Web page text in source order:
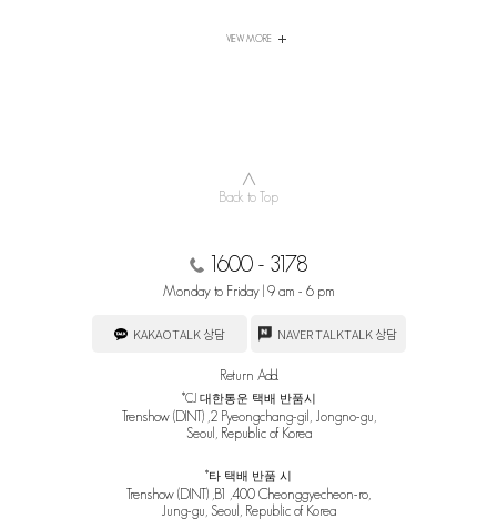
VIEW MORE
∧
Back to Top
1600 - 3178
Monday to Friday | 9 am - 6 pm
KAKAOTALK 상담 NAVER TALKTALK 상담
Return Add.
*CJ 대한통운 택배 반품시
Trenshow (DINT) ,2 Pyeongchang-gil, Jongno-gu,
Seoul, Republic of Korea
*타 택배 반품 시
Trenshow (DINT) ,B1 ,400 Cheonggyecheon-ro,
Jung-gu, Seoul, Republic of Korea